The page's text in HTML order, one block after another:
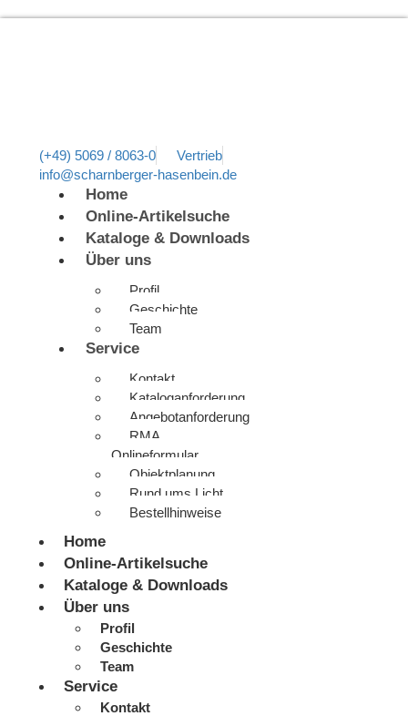
(+49) 5069 / 8063-0
Vertrieb
info@scharnberger-hasenbein.de
Home
Online-Artikelsuche
Kataloge & Downloads
Über uns
Profil
Geschichte
Team
Service
Kontakt
Kataloganforderung
Angebotanforderung
RMA
Onlineformular
Objektplanung
Rund ums Licht
Bestellhinweise
Home
Online-Artikelsuche
Kataloge & Downloads
Über uns
Profil
Geschichte
Team
Service
Kontakt